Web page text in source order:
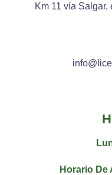
Km 11 vía Salgar,
Horario De